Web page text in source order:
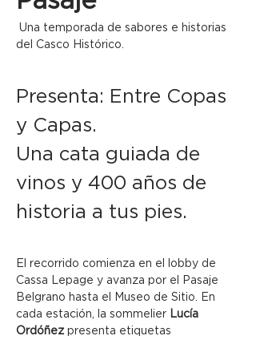
Una temporada de sabores e historias
del Casco Histórico.
Presenta: Entre Copas
y Capas.
Una cata guiada de
vinos y 400 años de
historia a tus pies.
El recorrido comienza en el lobby de
Cassa Lepage y avanza por el Pasaje
Belgrano hasta el Museo de Sitio. En
cada estación, la sommelier Lucía
Ordóñez presenta etiquetas